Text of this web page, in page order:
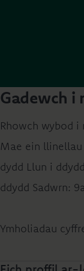
Gadewch i
Rhowch wybod
Mae ein
dydd Llun i
ddydd Sadwrn:
Ymholiadau